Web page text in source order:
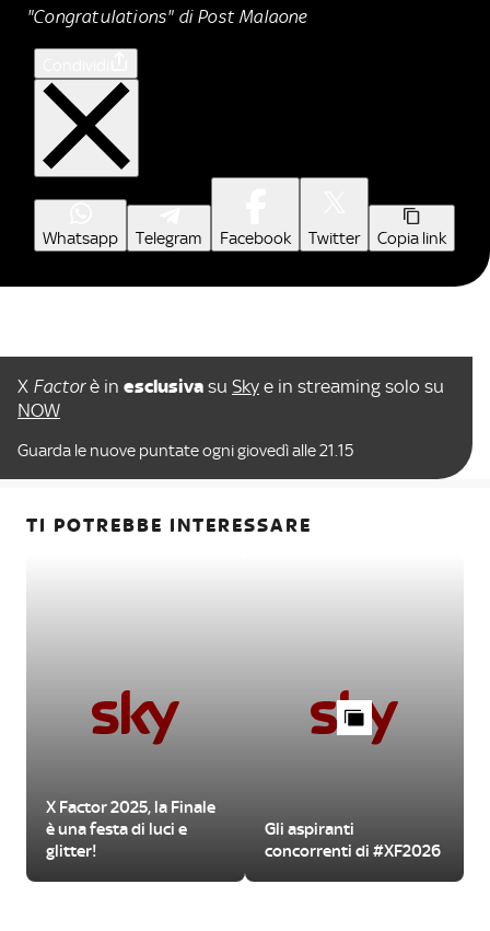
"Congratulations" di Post Malaone
Whatsapp Telegram Facebook Twitter Copia link
X Factorè in esclusiva su Sky e in streaming solo su
NOW
Guarda le nuove puntate ogni giovedì alle 21.15
TI POTREBBE INTERESSARE
X Factor 2025, la Finale
è una festa di luci e
glitter!
Gli aspiranti
concorrenti di #XF2026